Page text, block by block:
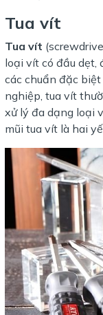
Tua vít
Tua vít
loại vít có đầu dẹt,
các chuẩn đặc
nghiệp, tua vít
xử lý đa dạng loại
mũi tua vít là hai